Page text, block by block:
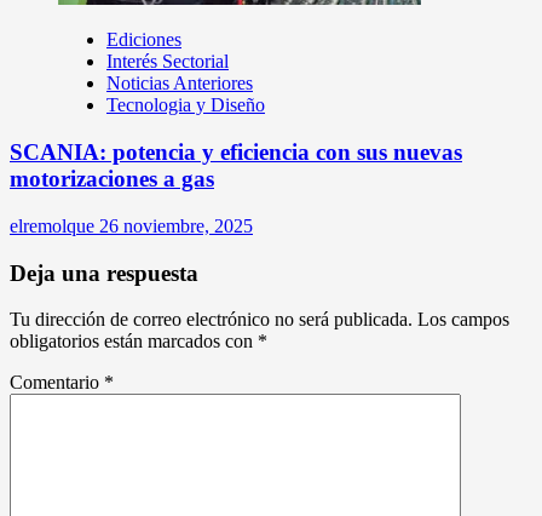
Ediciones
Interés Sectorial
Noticias Anteriores
Tecnologia y Diseño
SCANIA: potencia y eficiencia con sus nuevas
motorizaciones a gas
elremolque 26 noviembre, 2025
Deja una respuesta
Tu dirección de correo electrónico no será publicada. Los campos
obligatorios están marcados con *
Comentario *